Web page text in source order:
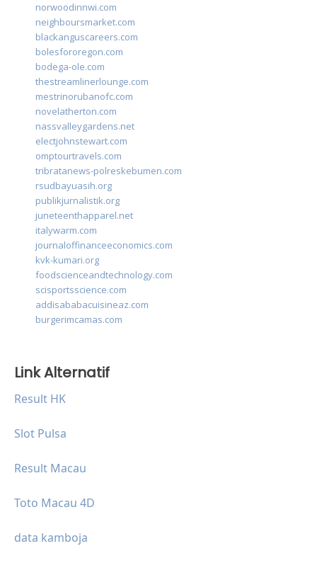
norwoodinnwi.com
neighboursmarket.com
blackanguscareers.com
bolesfororegon.com
bodega-ole.com
thestreamlinerlounge.com
mestrinorubanofc.com
novelatherton.com
nassvalleygardens.net
electjohnstewart.com
omptourtravels.com
tribratanews-polreskebumen.com
rsudbayuasih.org
publikjurnalistik.org
juneteenthapparel.net
italywarm.com
journaloffinanceeconomics.com
kvk-kumari.org
foodscienceandtechnology.com
scisportsscience.com
addisababacuisineaz.com
burgerimcamas.com
Link Alternatif
Result HK
Slot Pulsa
Result Macau
Toto Macau 4D
data kamboja